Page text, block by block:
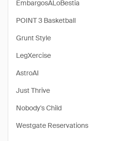
EmbargosALoBestia
POINT 3 Basketball
Grunt Style
LegXercise
AstroAI
Just Thrive
Nobody's Child
Westgate Reservations